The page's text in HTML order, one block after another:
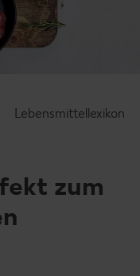
Lebensmittellexikon
zum